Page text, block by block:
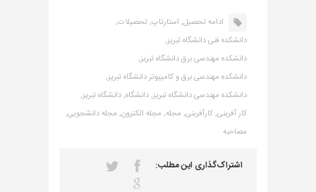
ادامه تحصیل, استارتاپ,تحصیلات,
دانشکده فنی دانشگاه تبریز,
دانشکده مهندسی برق دانشگاه تبریز,
دانشکده مهندسی برق و کامپیوتر دانشگاه تبریز,
دانشکده مهندسی دانشگاه تبریز,دانشگاه,دانشگاه تبریز,
کار آفرینی,کارآفرینی, مجله, مجله الکترون, مجله دانشجویی,
مصاحبه
اشتراک‌گذاری این مطلب: